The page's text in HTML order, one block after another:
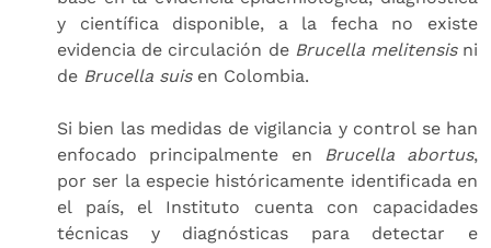
y científica disponible, a la fecha no existe
evidencia de circulación de Brucella melitensisni
de Brucella suisen Colombia.
Si bien las medidas de vigilancia y control se han
enfocado principalmente en Brucella abortus,
por ser la especie históricamente identificada en
el país, el Instituto cuenta con capacidades
técnicas y diagnósticas para detectar e